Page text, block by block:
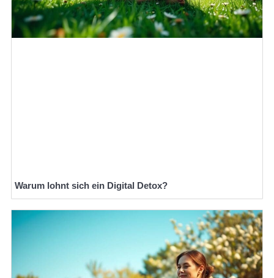
Warum lohnt sich ein Digital Detox?